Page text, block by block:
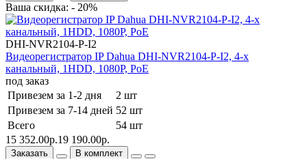
Ваша скидка: - 20%
DHI-NVR2104-P-I2
Видеорегистратор IP Dahua DHI-NVR2104-P-I2, 4-х
канальный, 1HDD, 1080Р, PoE
под заказ
Привезем за 1-2 дня
2 шт
Привезем за 7-14 дней 52 шт
Всего
54 шт
15 352.00р.19 190.00р.
Заказать В комплект